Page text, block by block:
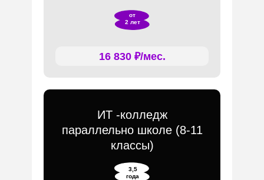
от
2 лет
ИТ -колледж
параллельно школе (8-11
классы)
3,5
года
16 830 ₽/мес.